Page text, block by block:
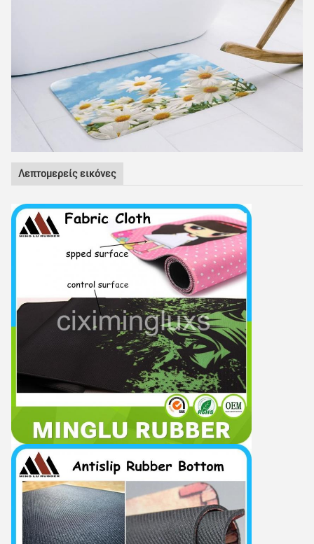
Αφήστε ένα μήνυμα
We bellen je snel terug!
Λεπτομερείς εικόνες